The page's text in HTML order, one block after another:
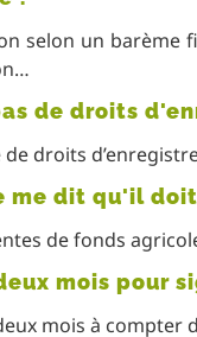
selon un
de droits
droits
dit qu'il
de fonds
mois pour
mois à